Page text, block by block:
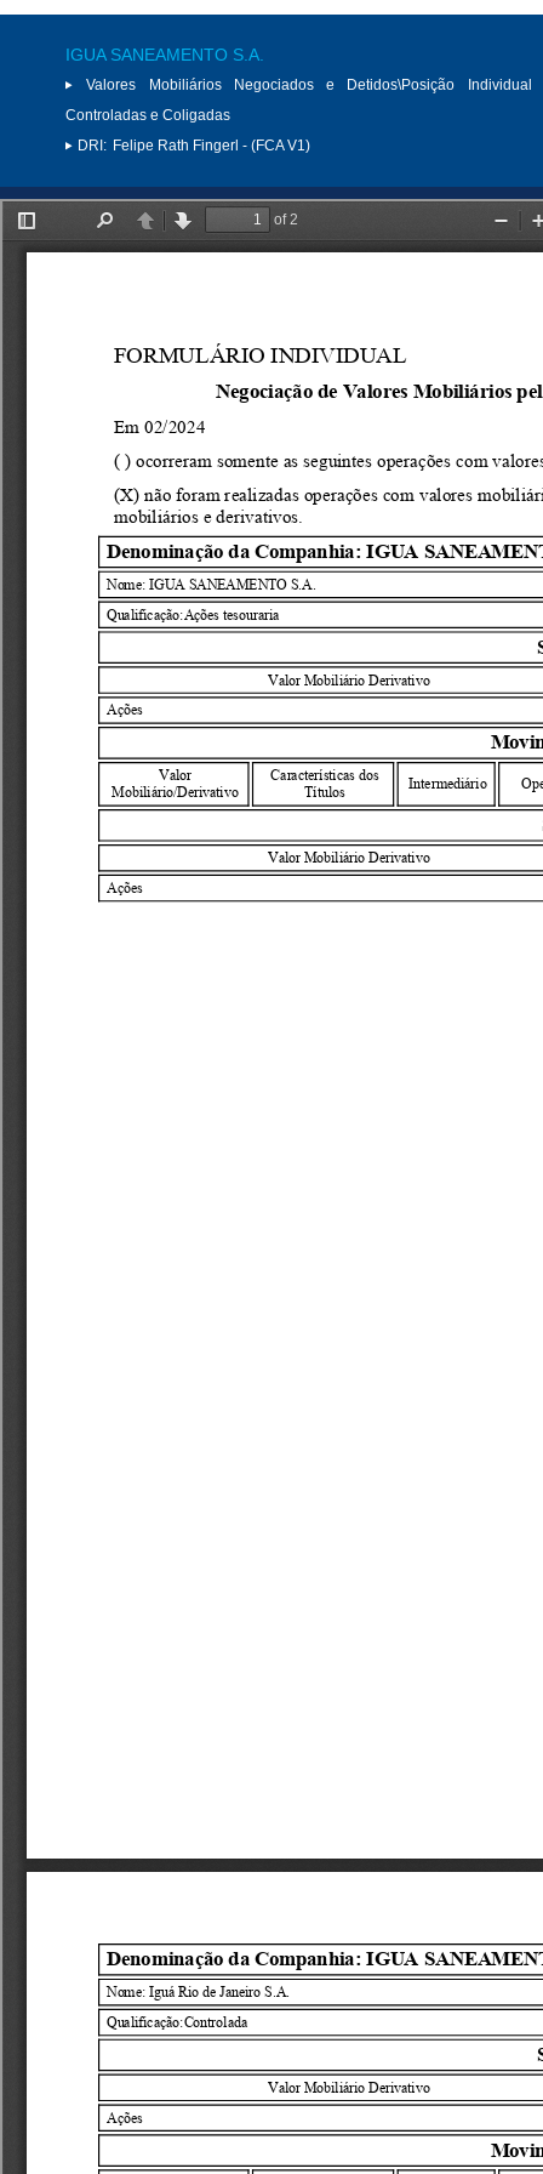
IGUA SANEAMENTO S.A.
Valores Mobiliários Negociados e Detidos\Posição
Controladas e Coligadas
DRI: Felipe Rath Fingerl - (FCA V1)